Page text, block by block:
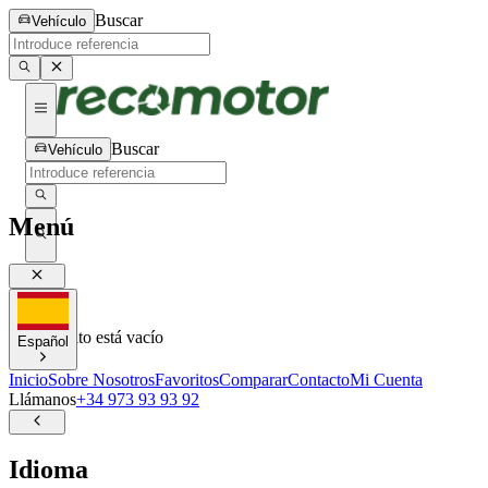
Vehículo Buscar
Vehículo Buscar
0
Tu carrito está vacío
Menú
Español
InicioSobre NosotrosFavoritosCompararContactoMi Cuenta
Llámanos+34 973 93 93 92
Idioma